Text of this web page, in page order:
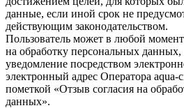
данные, если иной срок не
действующим законодательством.
Пользователь может в любой момент
на обработку персональных
уведомление посредством
электронный адрес Оператора aqua-
пометкой «Отзыв согласия на
данных».